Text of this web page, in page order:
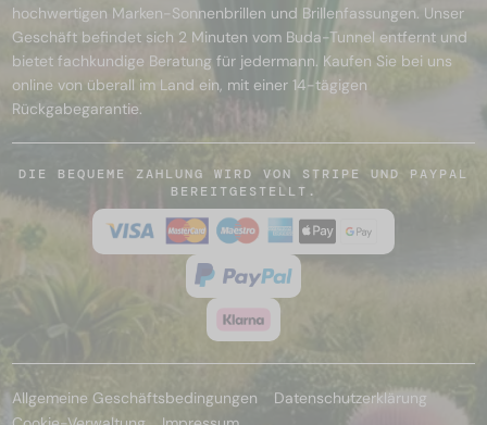
hochwertigen Marken-Sonnenbrillen und Brillenfassungen. Unser
Geschäft befindet sich 2 Minuten vom Buda-Tunnel entfernt und
bietet fachkundige Beratung für jedermann. Kaufen Sie bei uns
online von überall im Land ein, mit einer 14-tägigen
Rückgabegarantie.
DIE BEQUEME ZAHLUNG WIRD VON STRIPE UND PAYPAL
BEREITGESTELLT.
Allgemeine Geschäftsbedingungen
Datenschutzerklärung